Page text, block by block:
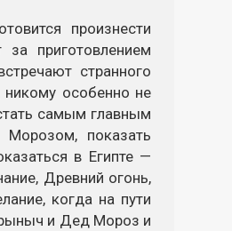
произнести
приготовлением
странного
особенно не
самым главным
показать
в Египте —
Древний огонь,
когда на пути
и Дед Мороз и